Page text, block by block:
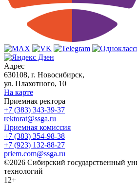
Адрес
630108, г. Новосибирск,
ул. Плахотного, 10
На карте
Приемная ректора
+7 (383) 343-39-37
rektorat@ssga.ru
Приемная комиссия
+7 (383) 354-98-38
+7 (923) 132-88-27
priem.com@ssga.ru
©2026 Сибирский государственный
технологий
12+